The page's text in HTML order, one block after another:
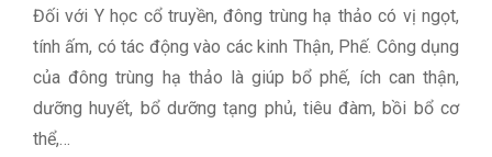
Đối với Y học cổ truyền, đông trùng hạ thảo có vị ngọt,
tính ấm, có tác động vào các kinh Thận, Phế. Công dụng
của đông trùng hạ thảo là giúp bổ phế, ích can thận,
dưỡng huyết, bổ dưỡng tạng phủ, tiêu đàm, bồi bổ cơ
thể,…